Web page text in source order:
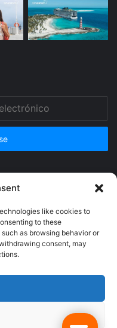
like cookies to
to these
as browsing behavior or
consent, may
reservados @Crucerum |